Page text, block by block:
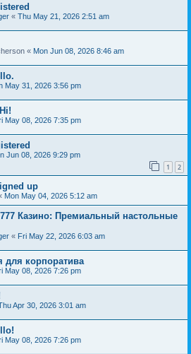
« Thu May 21, 2026 2:51 am
« Mon Jun 08, 2026 8:46 am
May 31, 2026 3:56 pm
May 08, 2026 7:35 pm
Jun 08, 2026 9:29 pm
1 2
up
Mon May 04, 2026 5:12 am
Казино: Премиальный настольные
« Fri May 22, 2026 6:03 am
для корпоратива
May 08, 2026 7:26 pm
Apr 30, 2026 3:01 am
May 08, 2026 7:26 pm